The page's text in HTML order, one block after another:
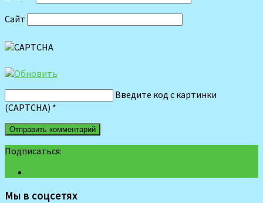
Сайт
Введите код с картинки
(CAPTCHA) *
Подписаться:
Мы в соцсетях